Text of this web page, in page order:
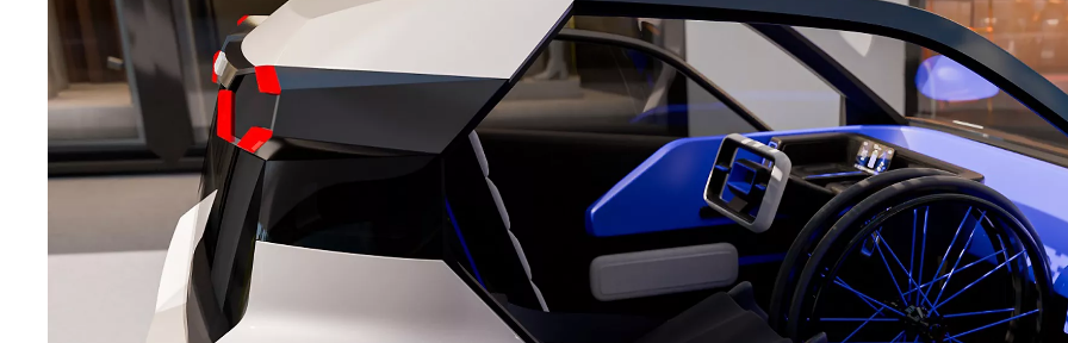
Em TOYOTA EASY 328,89 €/Mês
TAEG: 9,13 %
Entrada: 6.966,00 €
Montante financiado: 27.864,00 €
Prazo: 60 meses
VFMG: 16.937,00 €
Desde
Corolla Sedan
HÍBRIDO